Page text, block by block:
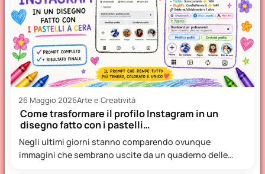
26 Maggio 2026Arte e Creatività
Come trasformare il profilo Instagram in un
disegno fatto con i pastelli…
Negli ultimi giorni stanno comparendo ovunque
immagini che sembrano uscite da un quaderno delle